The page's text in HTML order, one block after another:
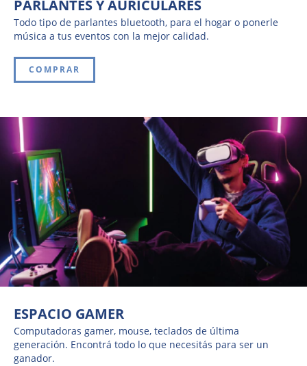
PARLANTES Y AURICULARES
Todo tipo de parlantes bluetooth, para el hogar o ponerle
música a tus eventos con la mejor calidad.
COMPRAR
ESPACIO GAMER
Computadoras gamer, mouse, teclados de última
generación. Encontrá todo lo que necesitás para ser un
ganador.